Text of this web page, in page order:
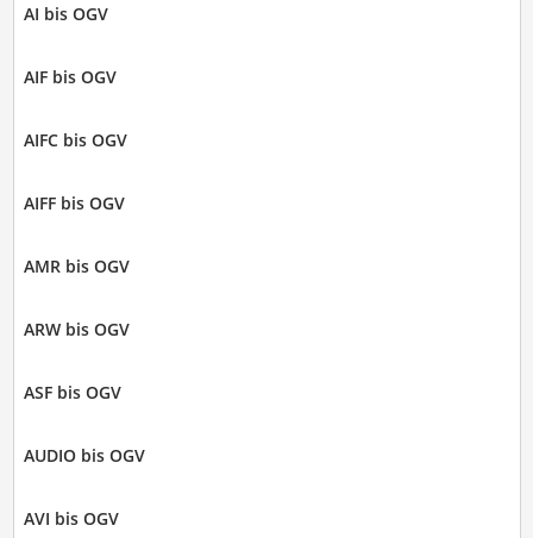
AI bis OGV
AIF bis OGV
AIFC bis OGV
AIFF bis OGV
AMR bis OGV
ARW bis OGV
ASF bis OGV
AUDIO bis OGV
AVI bis OGV